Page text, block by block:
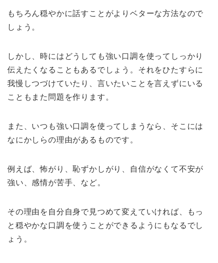
もちろん穏やかに話すことがよりベターな方法なので
しょう。
しかし、時にはどうしても強い口調を使ってしっかり
伝えたくなることもあるでしょう。それをひたすらに
我慢しつづけていたり、言いたいことを言えずにいる
こともまた問題を作ります。
また、いつも強い口調を使ってしまうなら、そこには
なにかしらの理由があるものです。
例えば、怖がり、恥ずかしがり、自信がなくて不安が
強い、感情が苦手、など。
その理由を自分自身で見つめて変えていければ、もっ
と穏やかな口調を使うことができるようにもなるでし
ょう。